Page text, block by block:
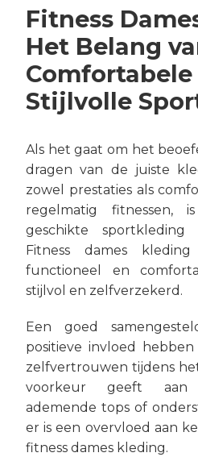
Fitness
Het Belang
Comfortabele
Stijlvolle
Als het gaat om het
dragen van de juiste
zowel prestaties als
regelmatig fitnessen,
geschikte
Fitness dames
functioneel en
stijlvol en zelfverzekerd.
Een goed
positieve invloed
zelfvertrouwen tijdens
voorkeur geeft aan
ademende tops of
er is een overvloed aan
fitness dames kleding.